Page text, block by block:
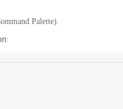
Palette).
: